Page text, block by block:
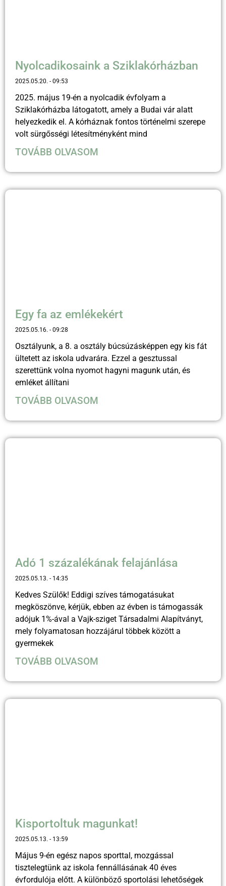
Nyolcadikosaink a Sziklakórházban
2025.05.20. 09:53
2025. május 19-én a nyolcadik évfolyam a
Sziklakórházba látogatott, amely a Budai vár alatt
helyezkedik el. A kórháznak fontos történelmi szerepe
volt sürgősségi létesítményként mind
TOVÁBB OLVASOM
Egy fa az emlékekért
2025.05.16. 09:28
Osztályunk, a 8. a osztály búcsúzásképpen egy kis fát
ültetett az iskola udvarára. Ezzel a gesztussal
szerettünk volna nyomot hagyni magunk után, és
emléket állítani
TOVÁBB OLVASOM
Adó 1 százalékának felajánlása
2025.05.13. 14:35
Kedves Szülők! Eddigi szíves támogatásukat
megköszönve, kérjük, ebben az évben is támogassák
adójuk 1%-ával a Vajk-sziget Társadalmi Alapítványt,
mely folyamatosan hozzájárul többek között a
gyermekek
TOVÁBB OLVASOM
Kisportoltuk magunkat!
2025.05.13. 13:59
Május 9-én egész napos sporttal, mozgással
tisztelegtünk az iskola fennállásának 40 éves
évfordulója előtt. A különböző sportolási lehetőségek